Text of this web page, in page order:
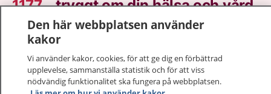
1177–tryggt om din hälsa och vård
På 1177.se får du råd om hälsa och information om
sjukdomar och vilka mottagningar du kan kontakta.
Logga in för att läsa din journal och göra dina
vårdärenden. Ring telefonnummer 1177 för
Den här webbplatsen använder
kakor
Vi använder kakor, cookies, för att ge dig en förbättrad
upplevelse, sammanställa statistik och för att viss
nödvändig funktionalitet ska fungera på webbplatsen.